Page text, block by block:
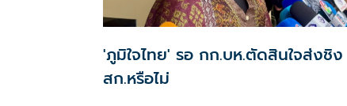
'ภูมิใจไทย' รอ กก.บห.ตัดสินใจส่งชิง
สก.หรือไม่